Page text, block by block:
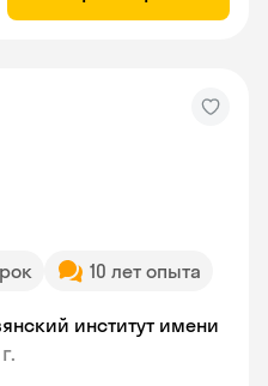
10 лет опыта
институт имени